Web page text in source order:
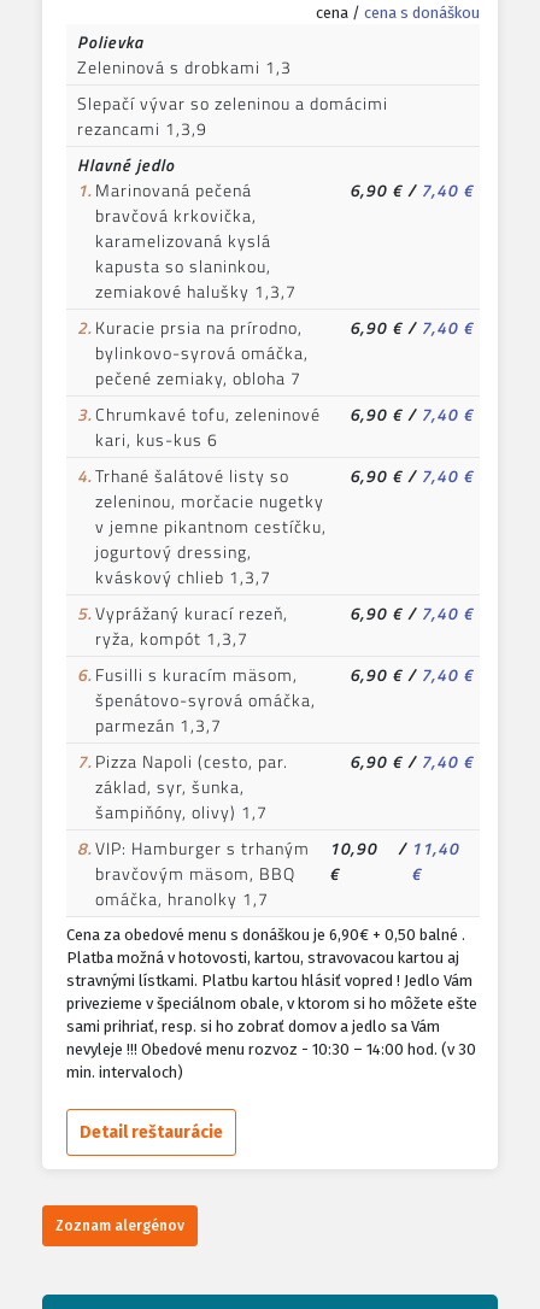
cena / cena s donáškou
Polievka
Zeleninová s drobkami 1,3
Slepačí vývar so zeleninou a domácimi
rezancami 1,3,9
Hlavné jedlo
1. Marinovaná pečená
bravčová krkovička,
karamelizovaná kyslá
kapusta so slaninkou,
zemiakové halušky 1,3,7
6,90 €/ 7,40 €
2. Kuracie prsia na prírodno,
bylinkovo-syrová omáčka,
pečené zemiaky, obloha 7
6,90 €/ 7,40 €
3. Chrumkavé tofu, zeleninové
kari, kus-kus 6
6,90 €/ 7,40 €
4.Trhané šalátové listy so
zeleninou, morčacie nugetky
v jemne pikantnom cestíčku,
jogurtový dressing,
kváskový chlieb 1,3,7
6,90 €/ 7,40 €
5.Vyprážaný kurací rezeň,
ryža, kompót 1,3,7
6,90 €/ 7,40 €
6. Fusilli s kuracím mäsom,
špenátovo-syrová omáčka,
parmezán 1,3,7
6,90 €/ 7,40 €
7. Pizza Napoli (cesto, par.
základ, syr, šunka,
šampiňóny, olivy) 1,7
6,90 €/ 7,40 €
8.VIP: Hamburger s trhaným
bravčovým mäsom, BBQ
omáčka, hranolky 1,7
10,90
€
/ 11,40
€
Cena za obedové menu s donáškou je 6,90€ + 0,50 balné .
Platba možná v hotovosti, kartou, stravovacou kartou aj
stravnými lístkami. Platbu kartou hlásiť vopred ! Jedlo Vám
privezieme v špeciálnom obale, v ktorom si ho môžete ešte
sami prihriať, resp. si ho zobrať domov a jedlo sa Vám
nevyleje !!! Obedové menu rozvoz - 10:30 – 14:00 hod. (v 30
min. intervaloch)
Detail reštaurácie
Zoznam alergénov